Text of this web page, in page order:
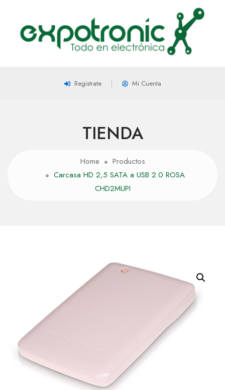
Registrate Mi Cuenta
TIENDA
Home
Productos
Carcasa HD 2,5 SATA a USB 2.0 ROSA
CHD2MUPI